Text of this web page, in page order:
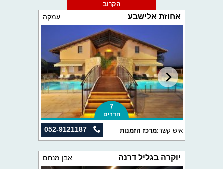
הקרוב
אחוזת אלישבע עמקה
7
חדרים
052-9121187 איש קשר:מרכז הזמנות
יוקרה בגליל דרנה אבן מנחם